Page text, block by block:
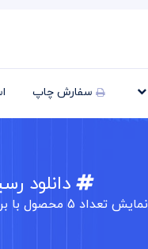
سفارش چاپ
دانلود
نمایش تعداد 5 محصول با